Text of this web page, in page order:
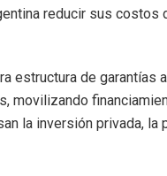
reducir sus
estructura de
movilizando
la inversión privada,